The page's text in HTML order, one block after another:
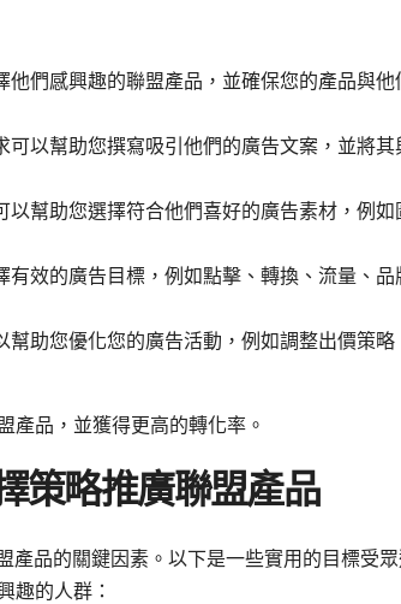
他們感興趣的聯盟產品，並確保您的產品與他
可以幫助您撰寫吸引他們的廣告文案，並將其
以幫助您選擇符合他們喜好的廣告素材，例如
有效的廣告目標，例如點擊、轉換、流量、品
助您優化您的廣告活動，例如調整出價策略
產品，並獲得更高的轉化率。
策略推廣聯盟產品
產品的關鍵因素。以下是一些實用的目標受
趣的人群：